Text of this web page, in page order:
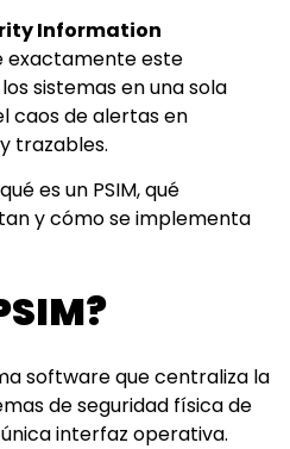
Information
exactamente este
sistemas en una sola
caos de alertas en
trazables.
es un PSIM, qué
y cómo se implementa
software que centraliza la
de seguridad física de
interfaz operativa.